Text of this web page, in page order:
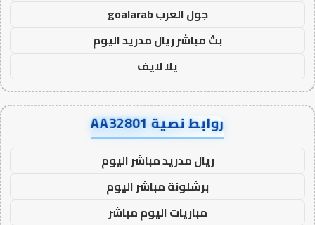
جول العرب goalarab
بث مباشر ريال مدريد اليوم
يلا لايف
روابط نصية AA32801
ريال مدريد مباشر اليوم
برشلونة مباشر اليوم
مباريات اليوم مباشر